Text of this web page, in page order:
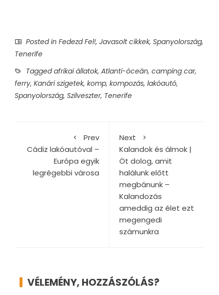
Posted in Fedezd Fel!, Javasolt cikkek, Spanyolország,
Tenerife
Taggedafrikai állatok, Atlanti-óceán, camping car,
ferry, Kanári szigetek, komp, kompozás, lakóautó,
Spanyolország, Szilveszter, Tenerife
Prev
Cádiz lakóautóval –
Európa egyik
legrégebbi városa
Next
Kalandok és álmok |
Öt dolog, amit
halálunk előtt
megbánunk –
Kalandozás
ameddig az élet ezt
megengedi
számunkra
VÉLEMÉNY, HOZZÁSZÓLÁS?